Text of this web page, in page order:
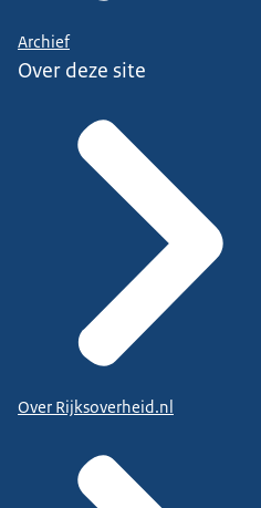
Archief
Over deze site
Over Rijksoverheid.nl